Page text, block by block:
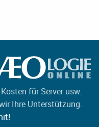
für Server usw.
Ihre Unterstützung.